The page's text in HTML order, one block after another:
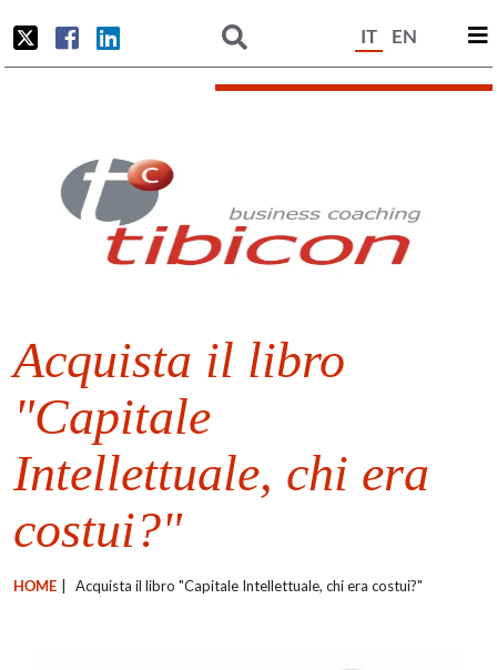
IT EN
Acquista il libro
"Capitale
Intellettuale, chi era
costui?"
HOME Acquista il libro "Capitale Intellettuale, chi era costui?"